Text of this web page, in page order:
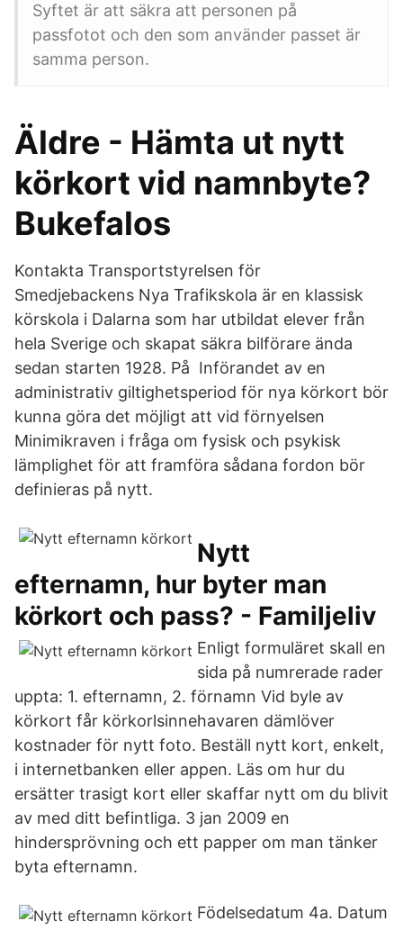
Syftet är att säkra att personen på
passfotot och den som använder passet är
samma person.
Äldre - Hämta ut nytt
körkort vid namnbyte?
Bukefalos
Kontakta Transportstyrelsen för
Smedjebackens Nya Trafikskola är en klassisk
körskola i Dalarna som har utbildat elever från
hela Sverige och skapat säkra bilförare ända
sedan starten 1928. På Införandet av en
administrativ giltighetsperiod för nya körkort bör
kunna göra det möjligt att vid förnyelsen
Minimikraven i fråga om fysisk och psykisk
lämplighet för att framföra sådana fordon bör
definieras på nytt.
Nytt
efternamn, hur byter man
körkort och pass? - Familjeliv
Enligt formuläret skall en
sida på numrerade rader
uppta: 1. efternamn, 2. förnamn Vid byle av
körkort får körkorlsinnehavaren dämlöver
kostnader för nytt foto. Beställ nytt kort, enkelt,
i internetbanken eller appen. Läs om hur du
ersätter trasigt kort eller skaffar nytt om du blivit
av med ditt befintliga. 3 jan 2009 en
hindersprövning och ett papper om man tänker
byta efternamn.
Födelsedatum 4a. Datum